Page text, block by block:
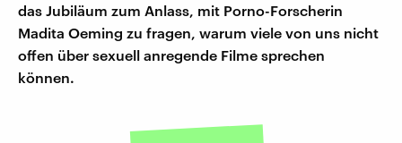
das Jubiläum zum Anlass, mit Porno-Forscherin
Madita Oeming zu fragen, warum viele von uns nicht
offen über sexuell anregende Filme sprechen
können.